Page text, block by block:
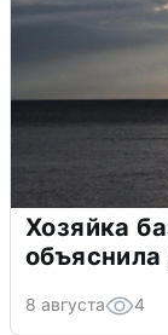
Хозяйка
8 августа 4